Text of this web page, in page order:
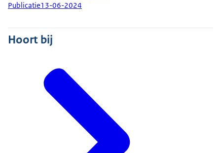
Publicatie13-06-2024
Hoort bij